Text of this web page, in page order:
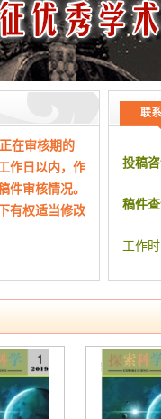
欣欣
探讨电
新形势
浅谈小
张卜从
山地烟
颖
探究计
戴红英
互联网
广播
新社会
因而利用现代化新兴技术
资源的污染情况,阐述了水
鉴.
>建筑基础科学> 其他科学
在审核期的
作日以内，作
件审核情况。
有权适当修改
联
投稿
稿件
工作